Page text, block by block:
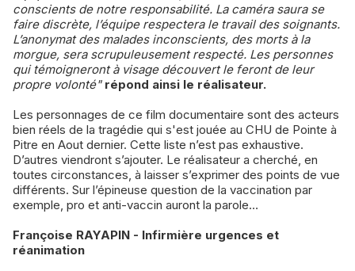
conscients de notre responsabilité. La caméra saura se
faire discrète, l’équipe respectera le travail des soignants.
L’anonymat des malades inconscients, des morts à la
morgue, sera scrupuleusement respecté. Les personnes
qui témoigneront à visage découvert le feront de leur
propre volonté" répond ainsi le réalisateur.
Les personnages de ce film documentaire sont des acteurs
bien réels de la tragédie qui s'est jouée au CHU de Pointe à
Pitre en Aout dernier. Cette liste n’est pas exhaustive.
D’autres viendront s’ajouter. Le réalisateur a cherché, en
toutes circonstances, à laisser s’exprimer des points de vue
différents. Sur l’épineuse question de la vaccination par
exemple, pro et anti-vaccin auront la parole…
Françoise RAYAPIN - Infirmière urgences et
réanimation